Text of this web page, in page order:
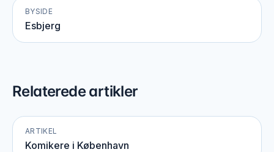
BYSIDE
Esbjerg
Relaterede artikler
ARTIKEL
Komikere i København